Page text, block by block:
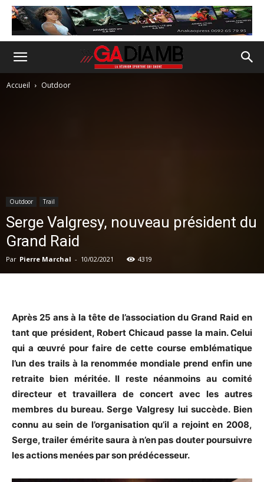
Accueil Outdoor
Outdoor Trail
Serge Valgresy, nouveau président du
Grand Raid
Par Pierre Marchal - 10/02/2021 4319
Après 25 ans à la tête de l’association du Grand Raid en
tant que président, Robert Chicaud passe la main. Celui
qui a œuvré pour faire de cette course emblématique
l’un des trails à la renommée mondiale prend enfin une
retraite bien méritée. Il reste néanmoins au comité
directeur et travaillera de concert avec les autres
membres du bureau. Serge Valgresy lui succède. Bien
connu au sein de l’organisation qu’il a rejoint en 2008,
Serge, trailer émérite saura à n’en pas douter poursuivre
les actions menées par son prédécesseur.